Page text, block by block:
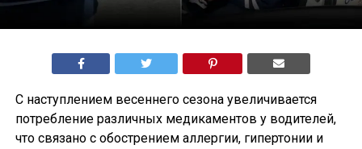
С наступлением весеннего сезона увеличивается
потребление различных медикаментов у водителей,
что связано с обострением аллергии, гипертонии и